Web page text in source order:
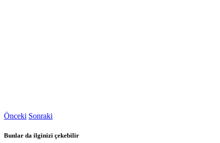
Önceki Sonraki
Bunlar da ilginizi çekebilir